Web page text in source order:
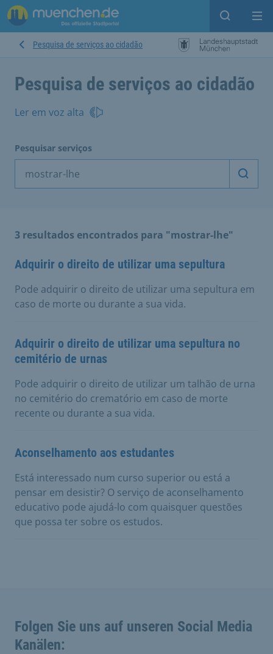
Open
Pesquisa de serviços ao cidadão
Pesquisa de serviços ao cidadão
Ler em voz alta
Pesquisar serviços
3 resultados encontrados para "mostrar-lhe"
Adquirir o direito de utilizar uma sepultura
Pode adquirir o direito de utilizar uma sepultura em
caso de morte ou durante a sua vida.
Adquirir o direito de utilizar uma sepultura no
cemitério de urnas
Pode adquirir o direito de utilizar um talhão de urna
no cemitério do crematório em caso de morte
recente ou durante a sua vida.
Aconselhamento aos estudantes
Está interessado num curso superior ou está a
pensar em desistir? O serviço de aconselhamento
educativo pode ajudá-lo com quaisquer questões
que possa ter sobre os estudos.
Folgen Sie uns auf unseren Social Media
Kanälen: